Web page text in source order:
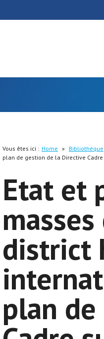
Vous êtes ici : Home » Bibliothèque
plan de gestion de la Directive Cadre
Etat et
district
plan